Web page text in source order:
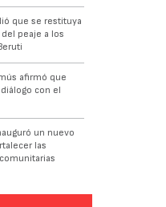
que se restituya
peaje a los
afirmó que
con el
un nuevo
las